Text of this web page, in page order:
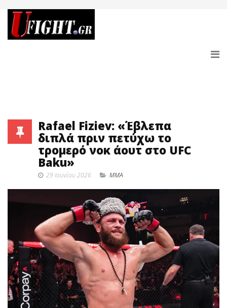
Rafael Fiziev: «Έβλεπα
διπλά πριν πετύχω το
τρομερό νοκ άουτ στο UFC
Baku»
29 Ιουνίου 2026 MMA